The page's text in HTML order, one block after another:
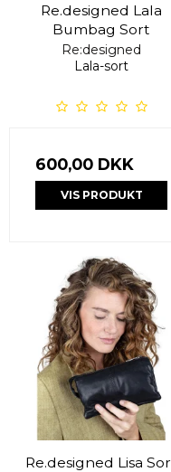
Re.designed Lala
Bumbag Sort
Re:designed
Lala-sort
600,00 DKK
VIS PRODUKT
Re.designed Lisa